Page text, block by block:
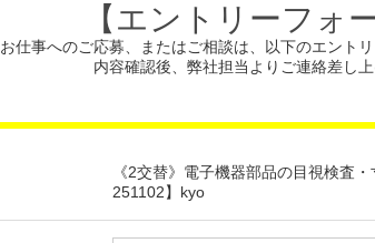
【エントリーフォ
お仕事へのご応募、またはご相談は、
以下のエント
内容確認後、弊社担当よりご連絡差し
《2交替》電子機器部品の目視検査
251102】kyo